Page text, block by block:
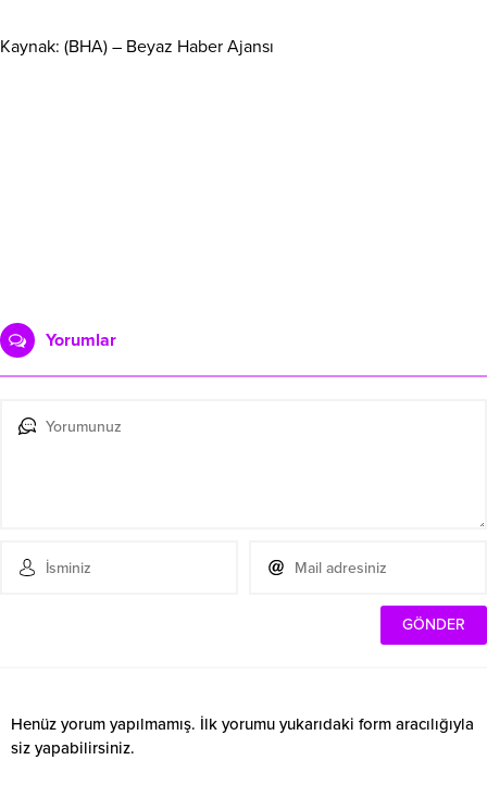
Kaynak: (BHA) – Beyaz Haber Ajansı
Yorumlar
Henüz yorum yapılmamış. İlk yorumu yukarıdaki form aracılığıyla
siz yapabilirsiniz.